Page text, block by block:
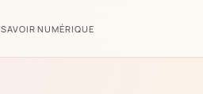
SAVOIR NUMÉRIQUE